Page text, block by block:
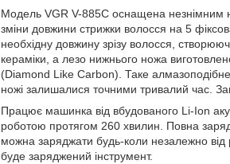
Модель VGR V-885C оснащена незнімним
зміни довжини стрижки волосся на 5
необхідну довжину зрізу волосся,
кераміки, а лезо нижнього ножа
(Diamond Like Carbon). Таке
ножі залишалися точними тривалий час.
Працює машинка від вбудованого Li-Ion
роботою протягом 260 хвилин. Повна
можна заряджати будь-коли незалежно від
буде заряджений інструмент.